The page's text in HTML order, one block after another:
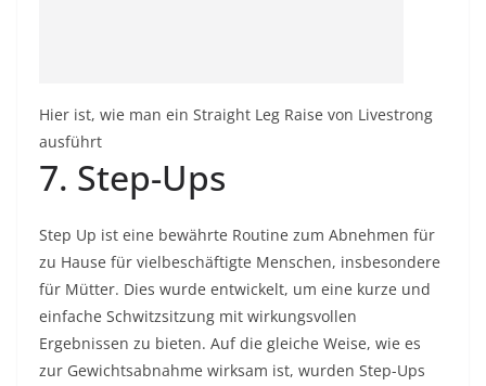
Hier ist, wie man ein Straight Leg Raise von Livestrong
ausführt
7. Step-Ups
Step Up ist eine bewährte Routine zum Abnehmen für
zu Hause für vielbeschäftigte Menschen, insbesondere
für Mütter. Dies wurde entwickelt, um eine kurze und
einfache Schwitzsitzung mit wirkungsvollen
Ergebnissen zu bieten. Auf die gleiche Weise, wie es
zur Gewichtsabnahme wirksam ist, wurden Step-Ups